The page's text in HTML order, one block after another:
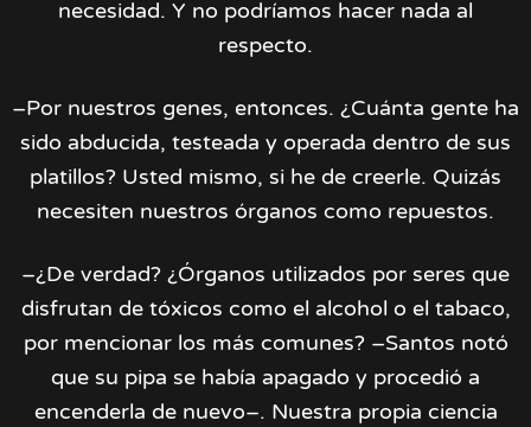
necesidad. Y no podríamos hacer nada al
respecto.
–Por nuestros genes, entonces. ¿Cuánta gente ha
sido abducida, testeada y operada dentro de sus
platillos? Usted mismo, si he de creerle. Quizás
necesiten nuestros órganos como repuestos.
–¿De verdad? ¿Órganos utilizados por seres que
disfrutan de tóxicos como el alcohol o el tabaco,
por mencionar los más comunes? –Santos notó
que su pipa se había apagado y procedió a
encenderla de nuevo–. Nuestra propia ciencia